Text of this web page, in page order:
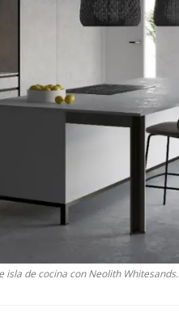
de cocina con Neolith Whitesands.